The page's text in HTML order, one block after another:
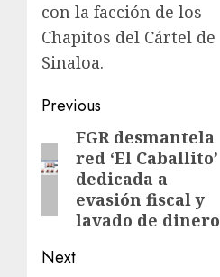
con la facción de los
Chapitos del Cártel de
Sinaloa.
Previous
FGR desmantela
red ‘El Caballito’
dedicada a
evasión fiscal y
lavado de dinero
Next